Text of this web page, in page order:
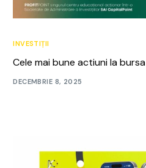
INVESTIȚII
Cele mai bune actiuni la bursa
DECEMBRIE 8, 2025